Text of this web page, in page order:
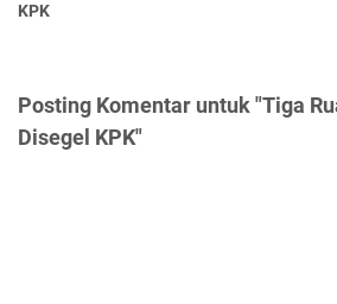
KPK
Posting Komentar untuk "Tiga
Disegel KPK"